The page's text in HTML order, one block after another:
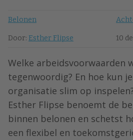
Belonen
Door: Esther Flipse 10
Welke arbeidsvoorwaarden
tegenwoordig? En hoe kun
organisatie slim op
Esther Flipse benoemt de
binnen belonen en schetst
een flexibel en